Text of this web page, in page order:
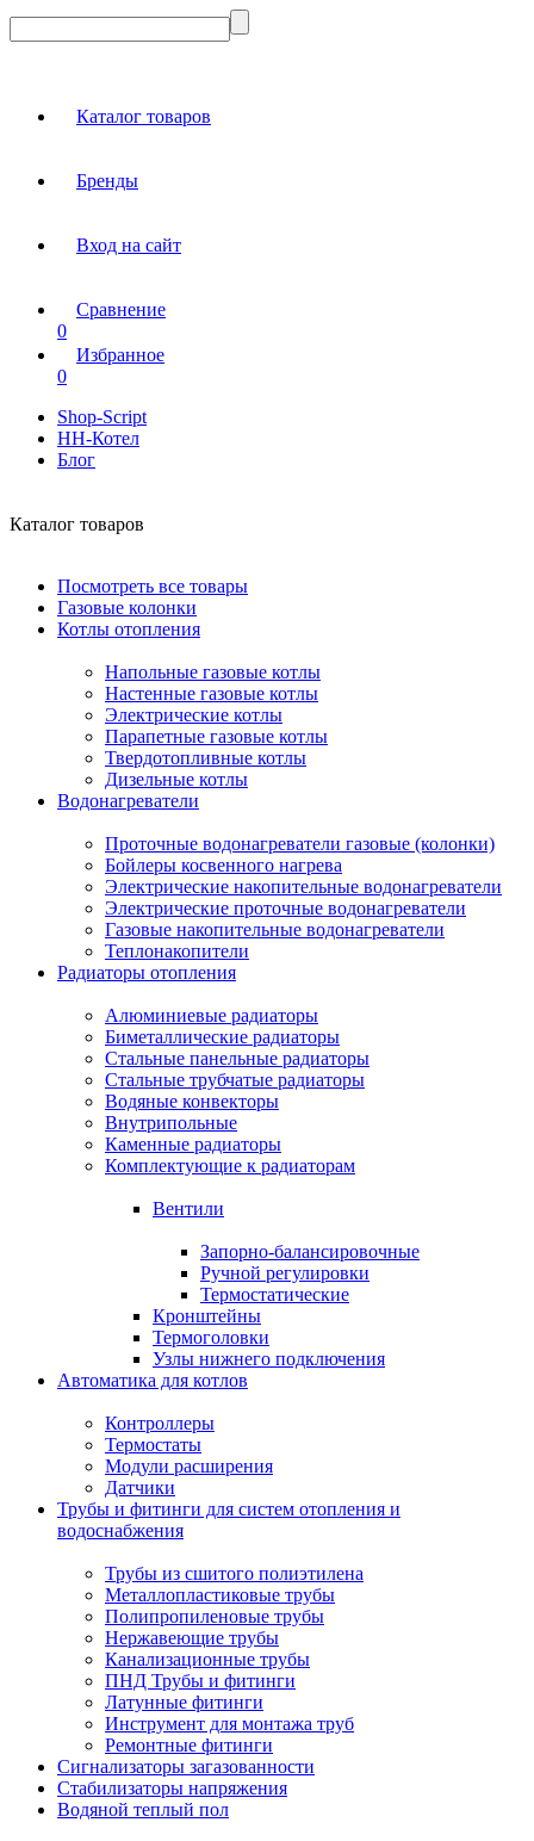
Каталог товаров
Бренды
Вход на сайт
Сравнение
0
Избранное
0
Shop-Script
НН-Котел
Блог
Каталог товаров
Посмотреть все товары
Газовые колонки
Котлы отопления
Напольные газовые котлы
Настенные газовые котлы
Электрические котлы
Парапетные газовые котлы
Твердотопливные котлы
Дизельные котлы
Водонагреватели
Проточные водонагреватели газовые (колонки)
Бойлеры косвенного нагрева
Электрические накопительные водонагреватели
Электрические проточные водонагреватели
Газовые накопительные водонагреватели
Теплонакопители
Радиаторы отопления
Алюминиевые радиаторы
Биметаллические радиаторы
Стальные панельные радиаторы
Стальные трубчатые радиаторы
Водяные конвекторы
Внутрипольные
Каменные радиаторы
Комплектующие к радиаторам
Вентили
Запорно-балансировочные
Ручной регулировки
Термостатические
Кронштейны
Термоголовки
Узлы нижнего подключения
Автоматика для котлов
Контроллеры
Термостаты
Модули расширения
Датчики
Трубы и фитинги для систем отопления и
водоснабжения
Трубы из сшитого полиэтилена
Металлопластиковые трубы
Полипропиленовые трубы
Нержавеющие трубы
Канализационные трубы
ПНД Трубы и фитинги
Латунные фитинги
Инструмент для монтажа труб
Ремонтные фитинги
Сигнализаторы загазованности
Стабилизаторы напряжения
Водяной теплый пол